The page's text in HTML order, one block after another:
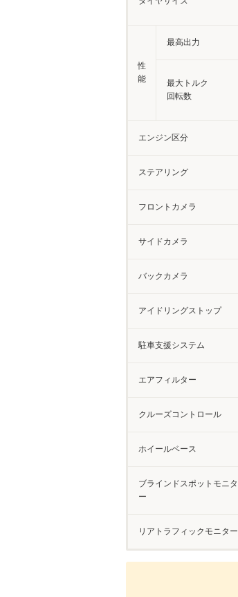
性
能
最高出力
最大トルク
回転数
エンジン区分
ステアリング
フロントカメラ
サイドカメラ
バックカメラ
アイドリングストップ
駐車支援システム
エアフィルター
クルーズコントロール
ホイールベース
ブラインドスポットモニタ
ー
リアトラフィックモニター